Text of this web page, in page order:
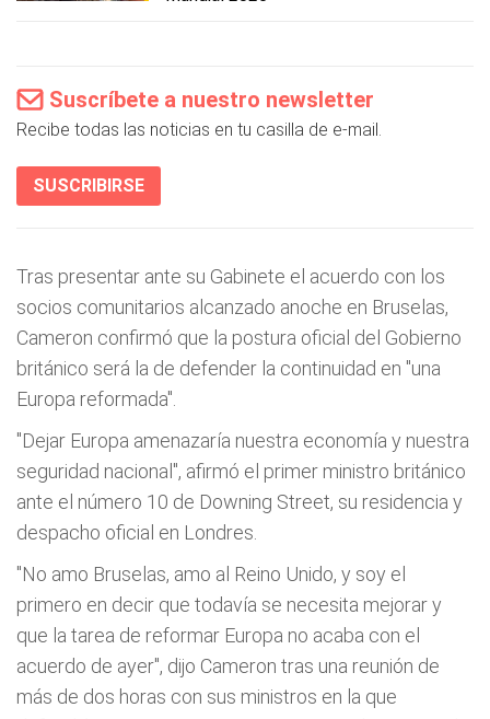
Suscríbete a nuestro newsletter
Recibe todas las noticias en tu casilla de e-mail.
SUSCRIBIRSE
Tras presentar ante su Gabinete el acuerdo con los
socios comunitarios alcanzado anoche en Bruselas,
Cameron confirmó que la postura oficial del Gobierno
británico será la de defender la continuidad en "una
Europa reformada".
"Dejar Europa amenazaría nuestra economía y nuestra
seguridad nacional", afirmó el primer ministro británico
ante el número 10 de Downing Street, su residencia y
despacho oficial en Londres.
"No amo Bruselas, amo al Reino Unido, y soy el
primero en decir que todavía se necesita mejorar y
que la tarea de reformar Europa no acaba con el
acuerdo de ayer", dijo Cameron tras una reunión de
más de dos horas con sus ministros en la que